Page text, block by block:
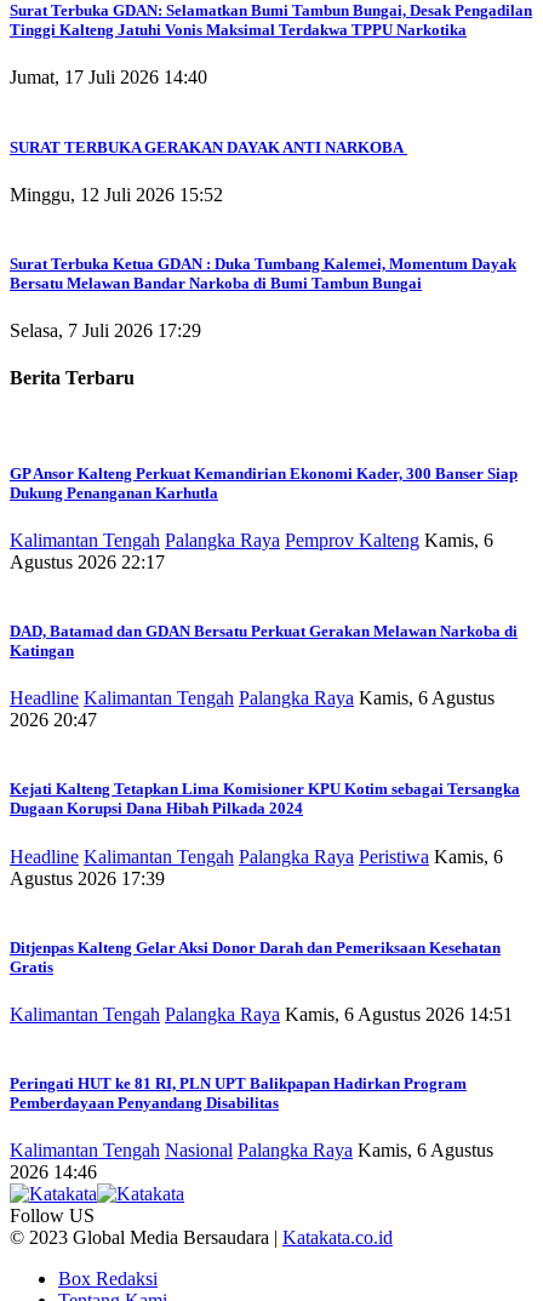
Surat Terbuka GDAN: Selamatkan Bumi Tambun Bungai, Desak Pengadilan
Tinggi Kalteng Jatuhi Vonis Maksimal Terdakwa TPPU Narkotika
Jumat, 17 Juli 2026 14:40
SURAT TERBUKA GERAKAN DAYAK ANTI NARKOBA
Minggu, 12 Juli 2026 15:52
Surat Terbuka Ketua GDAN : Duka Tumbang Kalemei, Momentum Dayak
Bersatu Melawan Bandar Narkoba di Bumi Tambun Bungai
Selasa, 7 Juli 2026 17:29
Berita Terbaru
GP Ansor Kalteng Perkuat Kemandirian Ekonomi Kader, 300 Banser Siap
Dukung Penanganan Karhutla
Kalimantan Tengah Palangka Raya Pemprov Kalteng Kamis, 6
Agustus 2026 22:17
DAD, Batamad dan GDAN Bersatu Perkuat Gerakan Melawan Narkoba di
Katingan
Headline Kalimantan Tengah Palangka Raya Kamis, 6 Agustus
2026 20:47
Kejati Kalteng Tetapkan Lima Komisioner KPU Kotim sebagai Tersangka
Dugaan Korupsi Dana Hibah Pilkada 2024
Headline Kalimantan Tengah Palangka Raya Peristiwa Kamis, 6
Agustus 2026 17:39
Ditjenpas Kalteng Gelar Aksi Donor Darah dan Pemeriksaan Kesehatan
Gratis
Kalimantan Tengah Palangka Raya Kamis, 6 Agustus 2026 14:51
Peringati HUT ke 81 RI, PLN UPT Balikpapan Hadirkan Program
Pemberdayaan Penyandang Disabilitas
Kalimantan Tengah Nasional Palangka Raya Kamis, 6 Agustus
2026 14:46
Follow US
© 2023 Global Media Bersaudara | Katakata.co.id
Box Redaksi